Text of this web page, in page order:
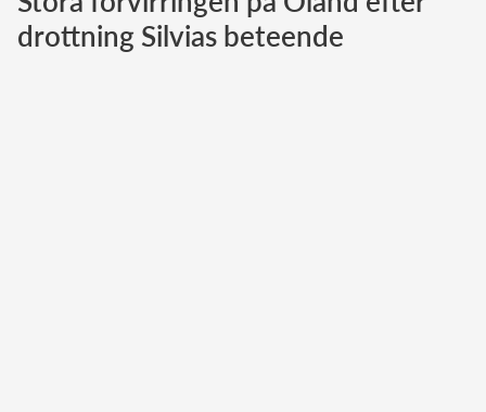
Norska kungahuset
drottning Silvias beteende